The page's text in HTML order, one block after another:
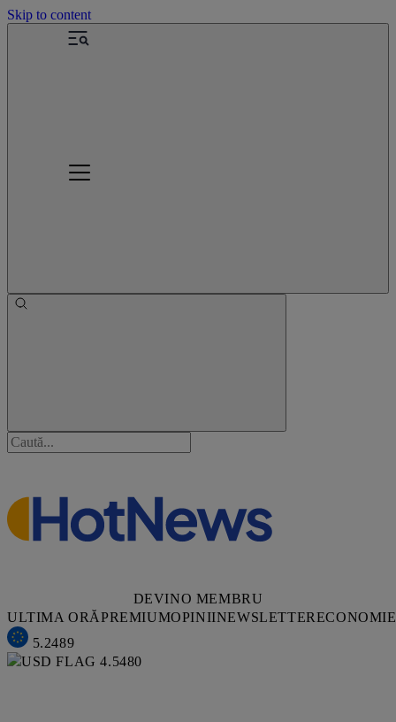
Skip to content
DEVINO MEMBRU
ULTIMA ORĂPREMIUMOPINIINEWSLETTERECONOMIE
5.2489
4.5480